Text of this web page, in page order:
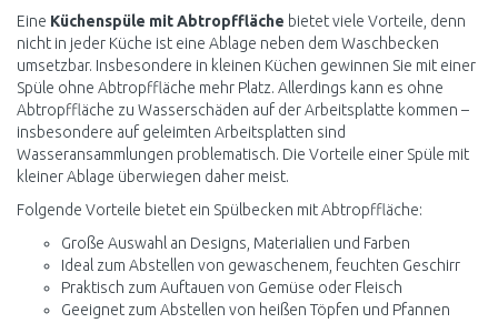
Eine Küchenspüle mit Abtropffläche bietet viele Vorteile, denn
nicht in jeder Küche ist eine Ablage neben dem Waschbecken
umsetzbar. Insbesondere in kleinen Küchen gewinnen Sie mit einer
Spüle ohne Abtropffläche mehr Platz. Allerdings kann es ohne
Abtropffläche zu Wasserschäden auf der Arbeitsplatte kommen –
insbesondere auf geleimten Arbeitsplatten sind
Wasseransammlungen problematisch. Die Vorteile einer Spüle mit
kleiner Ablage überwiegen daher meist.
Folgende Vorteile bietet ein Spülbecken mit Abtropffläche:
Große Auswahl an Designs, Materialien und Farben
Ideal zum Abstellen von gewaschenem, feuchten Geschirr
Praktisch zum Auftauen von Gemüse oder Fleisch
Geeignet zum Abstellen von heißen Töpfen und Pfannen